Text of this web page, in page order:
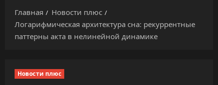
Главная
Новости плюс
Логарифмическая архитектура сна: рекуррентные
паттерны акта в нелинейной динамике
Новости плюс